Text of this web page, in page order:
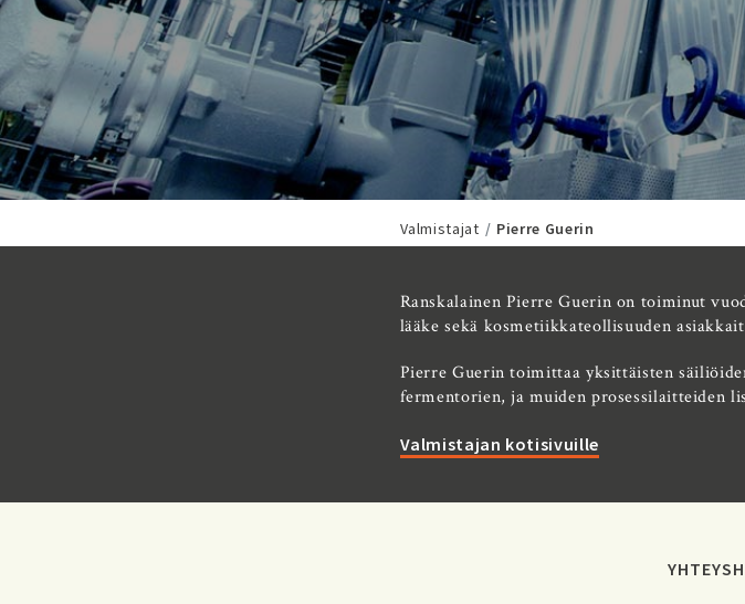
Valmistajat Pierre Guerin
Ranskalainen Pierre Guerin on toiminut
lääke sekä kosmetiikkateollisuuden
Pierre Guerin toimittaa yksittäisten
fermentorien, ja muiden prosessilaitteiden
Valmistajan kotisivuille